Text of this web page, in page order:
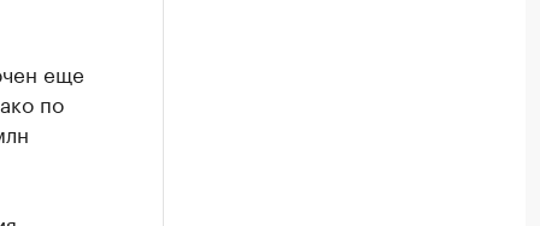
еще
по